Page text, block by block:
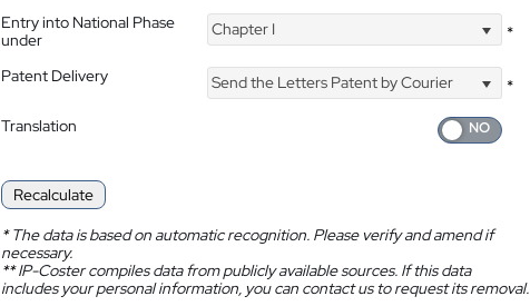
Entry into National Phase
under
Chapter I *
Patent Delivery Send the Letters Patent by Courier
*
Translation
Recalculate
*The data is based on automatic recognition. Please verify and amend if
necessary.
**IP-Coster compiles data from publicly available sources. If this data
includes your personal information, you can contact us to request its removal.